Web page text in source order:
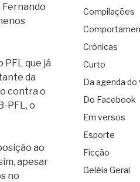
Fernando
PFL que já
da
contra o
PFL, o
ao
apesar
no
Compilações
Crônicas
Curto
Da agenda do
Do Facebook
Em versos
Esporte
Ficção
Geléia Geral